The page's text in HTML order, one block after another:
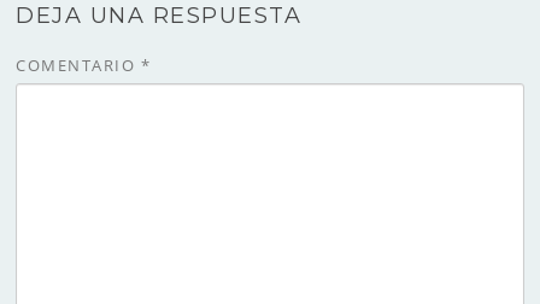
DEJA UNA RESPUESTA
COMENTARIO *